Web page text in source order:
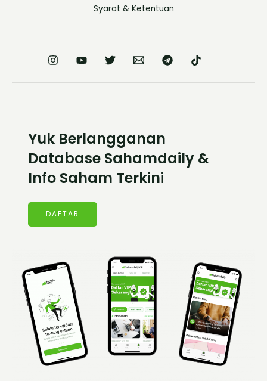
Syarat & Ketentuan
Yuk Berlangganan
Database Sahamdaily &
Info Saham Terkini
DAFTAR